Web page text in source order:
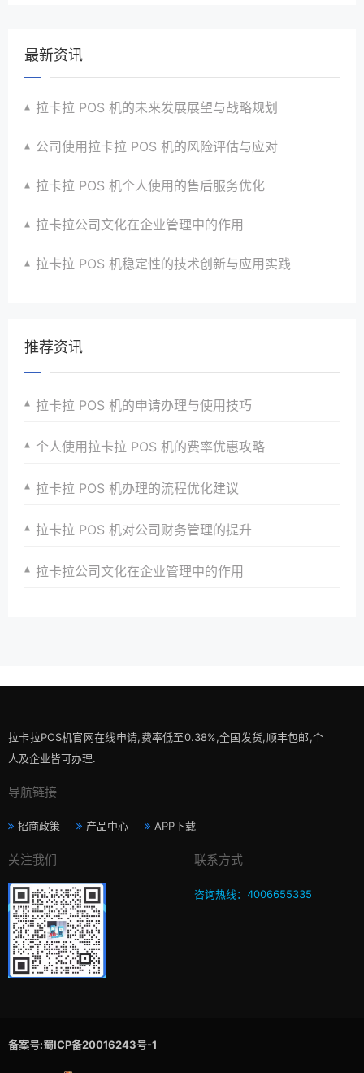
最新资讯
拉卡拉 POS 机的未来发展展望与战略规划
公司使用拉卡拉 POS 机的风险评估与应对
拉卡拉 POS 机个人使用的售后服务优化
拉卡拉公司文化在企业管理中的作用
拉卡拉 POS 机稳定性的技术创新与应用实践
推荐资讯
拉卡拉 POS 机的申请办理与使用技巧
个人使用拉卡拉 POS 机的费率优惠攻略
拉卡拉 POS 机办理的流程优化建议
拉卡拉 POS 机对公司财务管理的提升
拉卡拉公司文化在企业管理中的作用
拉卡拉POS机官网在线申请,费率低至0.38%,全国发货,顺丰包邮,个
人及企业皆可办理.
导航链接
招商政策 产品中心 APP下载
关注我们 联系方式
咨询热线：4006655335
备案号:蜀ICP备20016243号-1